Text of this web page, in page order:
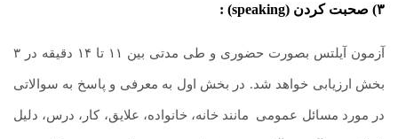
۳) صحبت کردن (speaking
) :
آزمون آیلتس بصورت حضوری و طی مدتی بین ۱۱ تا ۱۴ دقیقه در ۳
بخش ارزیابی خواهد شد. در بخش اول به معرفی و پاسخ به سوالاتی
در مورد مسائل عمومی مانند خانه، خانواده، علایق، کار، درس، دلیل